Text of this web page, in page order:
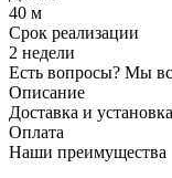
40 м
Срок реализации
2 недели
Есть вопросы? Мы
Описание
Доставка и установка
Оплата
Наши преимущества